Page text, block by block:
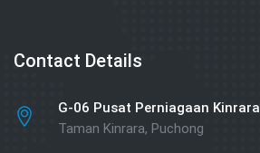
Contact Details
G-06 Pusat Perniagaan Kinrara
Taman Kinrara, Puchong